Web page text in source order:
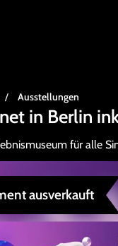
/ Ausstellungen
in Berlin
für alle
ausverkauft